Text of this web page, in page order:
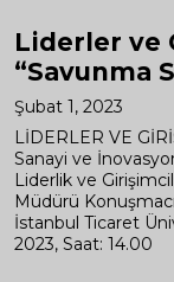
Liderler ve
“Savunma
Şubat 1, 2023
LİDERLER VE
Sanayi ve
Liderlik ve
Müdürü
İstanbul Ticaret
2023, Saat: 14.00